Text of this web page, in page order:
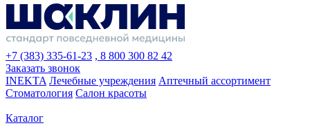
+7 (383) 335-61-23 , 8 800 300 82 42
Заказать звонок
INEKTA Лечебные учреждения Аптечный ассортимент
Стоматология Салон красоты
Каталог